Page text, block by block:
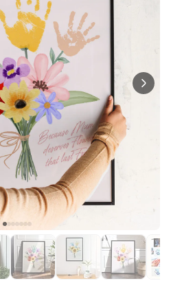
Bierkrug
Gesicht
Pullover
vorne
über 600
gekauft
mit Gesicht
über 16.800